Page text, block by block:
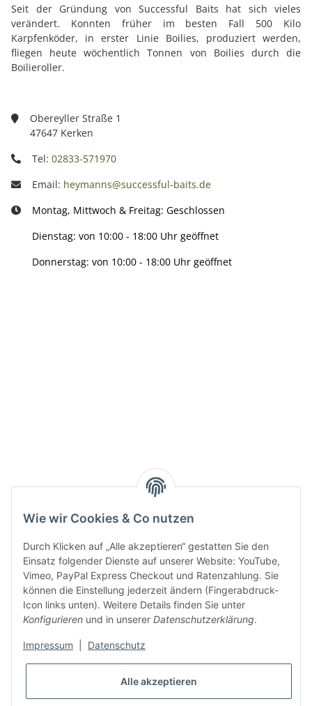
Wie wir Cookies & Co nutzen
Durch Klicken auf „Alle akzeptieren“ gestatten Sie den
Einsatz folgender Dienste auf unserer Website: YouTube,
Vimeo, PayPal Express Checkout und Ratenzahlung. Sie
können die Einstellung jederzeit ändern (Fingerabdruck-
Icon links unten). Weitere Details finden Sie unter
Konfigurieren und in unserer Datenschutzerklärung.
Impressum Datenschutz
Alle akzeptieren
Seit der Gründung von Successful Baits hat sich vieles
verändert. Konnten früher im besten Fall 500 Kilo
Karpfenköder, in erster Linie Boilies, produziert werden,
fliegen heute wöchentlich Tonnen von Boilies durch die
Boilieroller.
Obereyller Straße 1
47647 Kerken
Tel: 02833-571970
Email: heymanns@successful-baits.de
Montag, Mittwoch & Freitag: Geschlossen
Dienstag: von 10:00 - 18:00 Uhr geöffnet
Donnerstag: von 10:00 - 18:00 Uhr geöffnet
Gesetzliche Informationen
* Alle Preise inkl. gesetzlicher USt., zzgl.